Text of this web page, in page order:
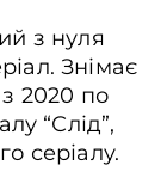
з нуля
Знімає
2020 по
“Слід”,
серіалу.